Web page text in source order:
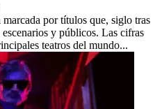
por títulos que, siglo tras
y públicos. Las cifras
teatros del mundo...